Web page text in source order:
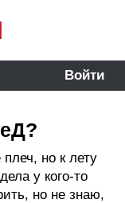
Войти
но к лету
у кого-то
но не знаю,